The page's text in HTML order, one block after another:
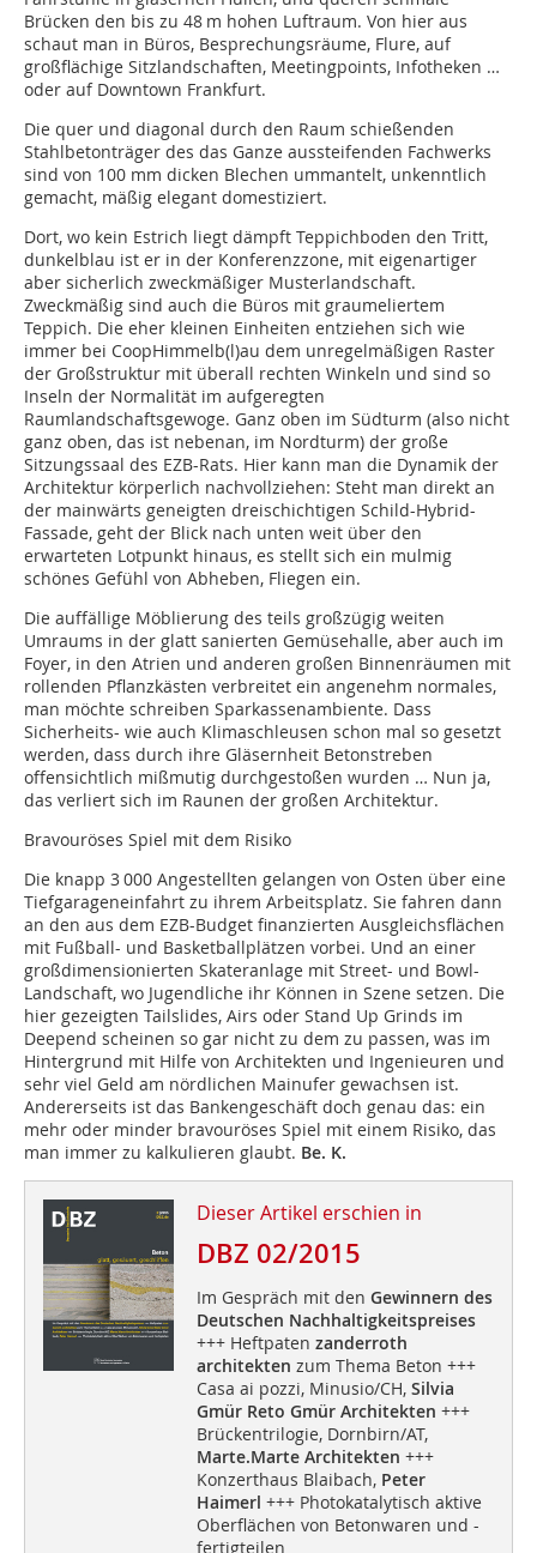
Brücken den bis zu 48 m hohen Luftraum. Von hier aus
schaut man in Büros, Besprechungsräume, Flure, auf
großflächige Sitzlandschaften, Meetingpoints, Infotheken …
oder auf Downtown Frankfurt.
Die quer und diagonal durch den Raum schießenden
Stahlbetonträger des das Ganze aussteifenden Fachwerks
sind von 100 mm dicken Blechen ummantelt, unkenntlich
gemacht, mäßig elegant domestiziert.
Dort, wo kein Estrich liegt dämpft Teppichboden den Tritt,
dunkelblau ist er in der Konferenzzone, mit eigenartiger
aber sicherlich zweckmäßiger Musterlandschaft.
Zweckmäßig sind auch die Büros mit graumeliertem
Teppich. Die eher kleinen Einheiten entziehen sich wie
immer bei CoopHimmelb(l)au dem unregelmäßigen Raster
der Großstruktur mit überall rechten Winkeln und sind so
Inseln der Normalität im aufgeregten
Raumlandschaftsgewoge. Ganz oben im Südturm (also nicht
ganz oben, das ist nebenan, im Nordturm) der große
Sitzungssaal des EZB-Rats. Hier kann man die Dynamik der
Architektur körperlich nachvollziehen: Steht man direkt an
der mainwärts geneigten dreischichtigen Schild-Hybrid-
Fassade, geht der Blick nach unten weit über den
erwarteten Lotpunkt hinaus, es stellt sich ein mulmig
schönes Gefühl von Abheben, Fliegen ein.
Die auffällige Möblierung des teils großzügig weiten
Umraums in der glatt sanierten Gemüsehalle, aber auch im
Foyer, in den Atrien und anderen großen Binnenräumen mit
rollenden Pflanzkästen verbreitet ein angenehm normales,
man möchte schreiben Sparkassenambiente. Dass
Sicherheits- wie auch Klimaschleusen schon mal so gesetzt
werden, dass durch ihre Gläsernheit Beton­streben
offensichtlich mißmutig durchgestoßen wurden … Nun ja,
das verliert sich im Raunen der großen Architektur.
Bravouröses Spiel mit dem Risiko
Die knapp 3 000 Angestellten gelangen von Osten über eine
Tiefgarageneinfahrt zu ihrem Arbeitsplatz. Sie fahren dann
an den aus dem EZB-Budget finanzierten Ausgleichsflächen
mit Fußball- und Basketballplätzen vorbei. Und an einer
großdimensionierten Skateranlage mit Street- und Bowl-
Landschaft, wo Jugendliche ihr Können in Szene setzen. Die
hier gezeigten Tailslides, Airs oder Stand Up Grinds im
Deepend scheinen so gar nicht zu dem zu passen, was im
Hintergrund mit Hilfe von Architekten und Ingenieuren und
sehr viel Geld am nördlichen Mainufer gewachsen ist.
Andererseits ist das Bankengeschäft doch genau das: ein
mehr oder minder bravouröses Spiel mit einem Risiko, das
man immer zu kalkulieren glaubt. Be. K.
Dieser Artikel erschien in
DBZ 02/2015
Im Gespräch mit den Gewinnern des
Deutschen Nachhaltigkeitspreises
+++ Heftpaten zanderroth
architekten zum Thema Beton +++
Casa ai pozzi, Minusio/CH, Silvia
Gmür Reto Gmür Architekten +++
Brückentrilogie, Dornbirn/AT,
Marte.Marte Architekten +++
Konzerthaus Blaibach, Peter
Haimerl +++ Photokatalytisch aktive
Oberflächen von Betonwaren und -
fertigteilen